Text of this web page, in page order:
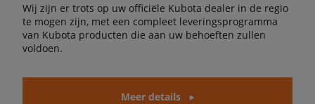
Wij zijn er trots op uw officiële Kubota dealer in de regio
te mogen zijn, met een compleet leveringsprogramma
van Kubota producten die aan uw behoeften zullen
voldoen.
Meer details